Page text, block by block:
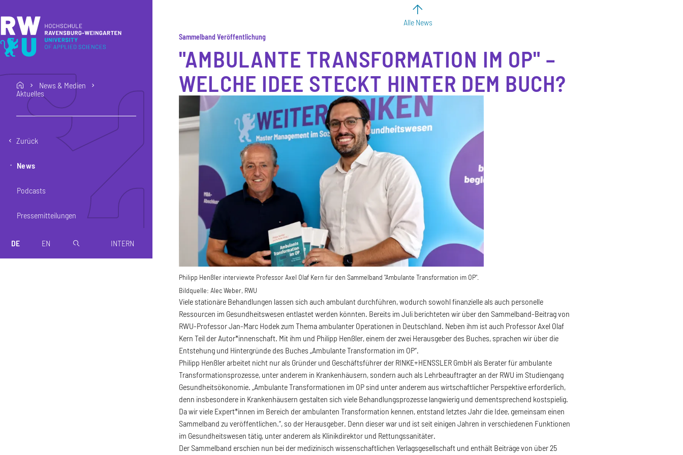
home
News & Medien
Aktuelles
Zurück
News
Podcasts
Pressemitteilungen
DE EN magnifier INTERN
Alle News
Sammelband Veröffentlichung
"AMBULANTE TRANSFORMATION IM OP" –
WELCHE IDEE STECKT HINTER DEM BUCH?
Philipp Henßler interviewte Professor Axel Olaf Kern für den Sammelband "Ambulante Transformation im OP".
Bildquelle: Alec Weber, RWU
Viele stationäre Behandlungen lassen sich auch ambulant durchführen, wodurch sowohl finanzielle als auch personelle
Ressourcen im Gesundheitswesen entlastet werden könnten. Bereits im Juli berichteten wir über den Sammelband-Beitrag von
RWU-Professor Jan-Marc Hodek zum Thema ambulanter Operationen in Deutschland. Neben ihm ist auch Professor Axel Olaf
Kern Teil der Autor*innenschaft. Mit ihm und Philipp Henßler, einem der zwei Herausgeber des Buches, sprachen wir über die
Entstehung und Hintergründe des Buches „Ambulante Transformation im OP“.
Philipp Henßler arbeitet nicht nur als Gründer und Geschäftsführer der RINKE+HENSSLER GmbH als Berater für ambulante
Transformationsprozesse, unter anderem in Krankenhäusern, sondern auch als Lehrbeauftragter an der RWU im Studiengang
Gesundheitsökonomie. „Ambulante Transformationen im OP sind unter anderem aus wirtschaftlicher Perspektive erforderlich,
denn insbesondere in Krankenhäusern gestalten sich viele Behandlungsprozesse langwierig und dementsprechend kostspielig.
Da wir viele Expert*innen im Bereich der ambulanten Transformation kennen, entstand letztes Jahr die Idee, gemeinsam einen
Sammelband zu veröffentlichen.“, so der Herausgeber. Denn dieser war und ist seit einigen Jahren in verschiedenen Funktionen
im Gesundheitswesen tätig, unter anderem als Klinikdirektor und Rettungssanitäter.
Der Sammelband erschien nun bei der medizinisch wissenschaftlichen Verlagsgesellschaft und enthält Beiträge von über 25